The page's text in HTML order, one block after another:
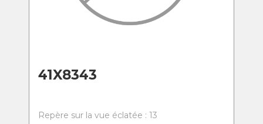
41X8343
Repère sur la vue éclatée : 13